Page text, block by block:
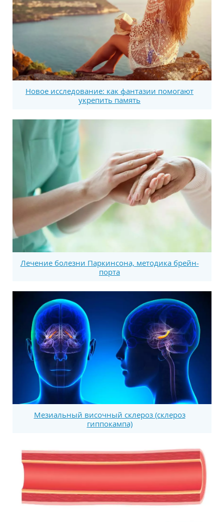
Новое исследование: как фантазии помогают
укрепить память
Лечение болезни Паркинсона, методика брейн-
порта
Мезиальный височный склероз (склероз
гиппокампа)